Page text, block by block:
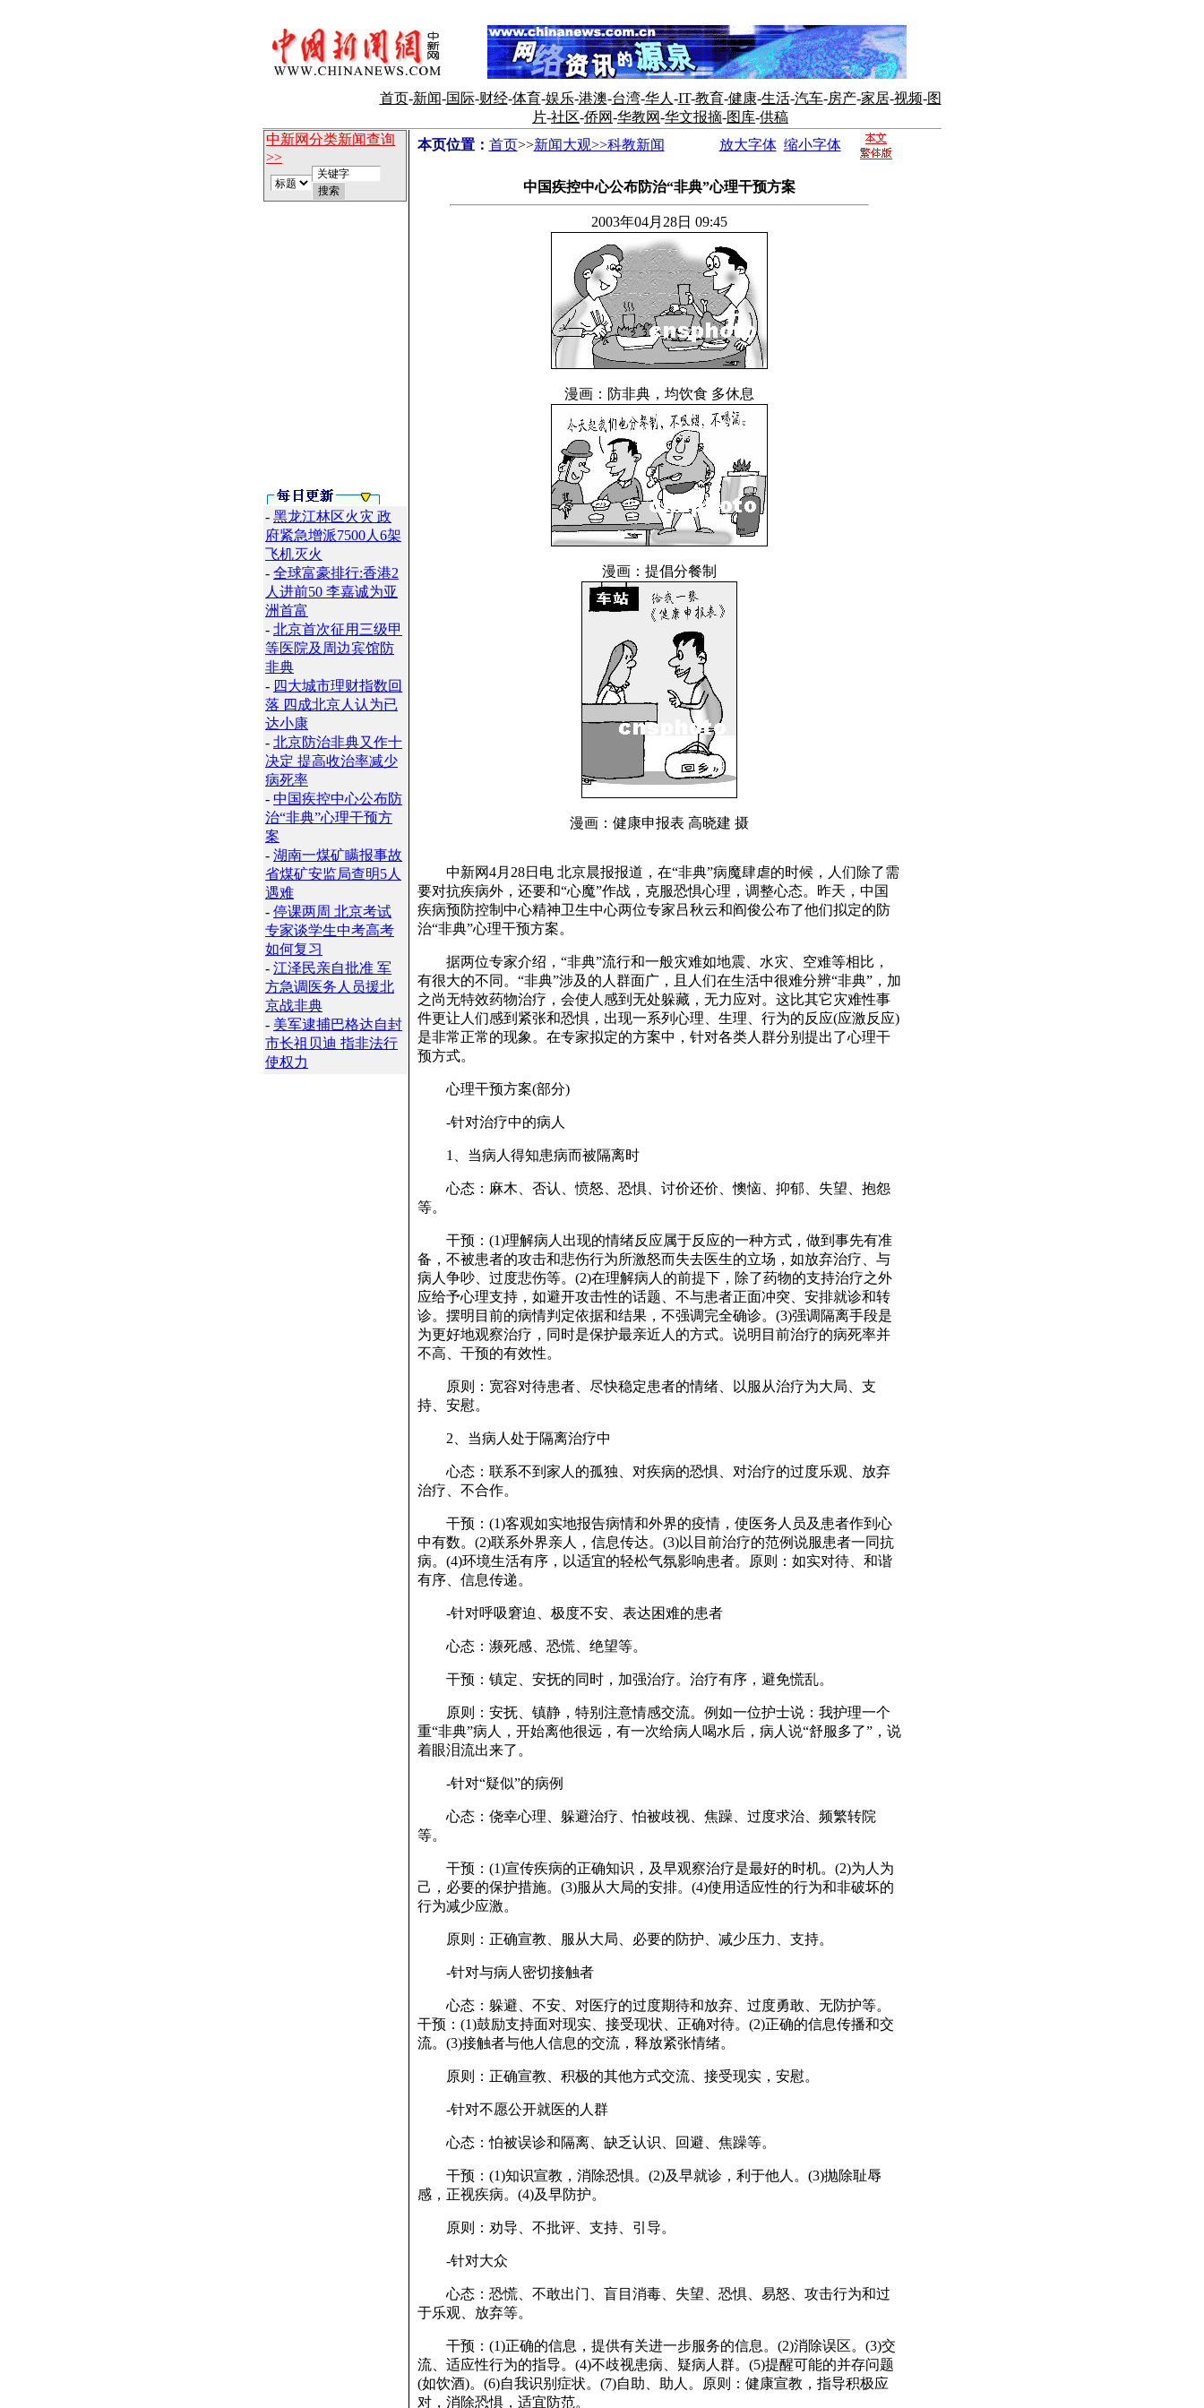
首页-新闻-国际-财经-体育-娱乐-港澳-台湾-华人 -IT-教育-健康-生活-汽车-房产-家居-视频-图
片-社区-侨网-华教网-华文报摘-图库-供稿
中新网分类新闻查询
>>
- 黑龙江林区火灾 政
府紧急增派7500人6架
飞机灭火
- 全球富豪排行:香港2
人进前50 李嘉诚为亚
洲首富
- 北京首次征用三级甲
等医院及周边宾馆防
非典
- 四大城市理财指数回
落 四成北京人认为已
达小康
- 北京防治非典又作十
决定 提高收治率减少
病死率
- 中国疾控中心公布防
治“非典”心理干预方
案
- 湖南一煤矿瞒报事故
省煤矿安监局查明5人
遇难
- 停课两周 北京考试
专家谈学生中考高考
如何复习
- 江泽民亲自批准 军
方急调医务人员援北
京战非典
- 美军逮捕巴格达自封
市长祖贝迪 指非法行
使权力
本页位置： 首页>>新闻大观>>科教新闻 放大字体 缩小字体
中国疾控中心公布防治“非典”心理干预方案
2003年04月28日 09:45
漫画：防非典，均饮食 多休息
漫画：提倡分餐制
漫画：健康申报表 高晓建 摄
中新网4月28日电 北京晨报报道，在“非典”病魔肆虐的时候，人们除了需
要对抗疾病外，还要和“心魔”作战，克服恐惧心理，调整心态。昨天，中国
疾病预防控制中心精神卫生中心两位专家吕秋云和阎俊公布了他们拟定的防
治“非典”心理干预方案。
据两位专家介绍，“非典”流行和一般灾难如地震、水灾、空难等相比，
有很大的不同。“非典”涉及的人群面广，且人们在生活中很难分辨“非典”，加
之尚无特效药物治疗，会使人感到无处躲藏，无力应对。这比其它灾难性事
件更让人们感到紧张和恐惧，出现一系列心理、生理、行为的反应(应激反应)
是非常正常的现象。在专家拟定的方案中，针对各类人群分别提出了心理干
预方式。
心理干预方案(部分)
-针对治疗中的病人
1、当病人得知患病而被隔离时
心态：麻木、否认、愤怒、恐惧、讨价还价、懊恼、抑郁、失望、抱怨
等。
干预：(1)理解病人出现的情绪反应属于反应的一种方式，做到事先有准
备，不被患者的攻击和悲伤行为所激怒而失去医生的立场，如放弃治疗、与
病人争吵、过度悲伤等。(2)在理解病人的前提下，除了药物的支持治疗之外
应给予心理支持，如避开攻击性的话题、不与患者正面冲突、安排就诊和转
诊。摆明目前的病情判定依据和结果，不强调完全确诊。(3)强调隔离手段是
为更好地观察治疗，同时是保护最亲近人的方式。说明目前治疗的病死率并
不高、干预的有效性。
原则：宽容对待患者、尽快稳定患者的情绪、以服从治疗为大局、支
持、安慰。
2、当病人处于隔离治疗中
心态：联系不到家人的孤独、对疾病的恐惧、对治疗的过度乐观、放弃
治疗、不合作。
干预：(1)客观如实地报告病情和外界的疫情，使医务人员及患者作到心
中有数。(2)联系外界亲人，信息传达。(3)以目前治疗的范例说服患者一同抗
病。(4)环境生活有序，以适宜的轻松气氛影响患者。原则：如实对待、和谐
有序、信息传递。
-针对呼吸窘迫、极度不安、表达困难的患者
心态：濒死感、恐慌、绝望等。
干预：镇定、安抚的同时，加强治疗。治疗有序，避免慌乱。
原则：安抚、镇静，特别注意情感交流。例如一位护士说：我护理一个
重“非典”病人，开始离他很远，有一次给病人喝水后，病人说“舒服多了”，说
着眼泪流出来了。
-针对“疑似”的病例
心态：侥幸心理、躲避治疗、怕被歧视、焦躁、过度求治、频繁转院
等。
干预：(1)宣传疾病的正确知识，及早观察治疗是最好的时机。(2)为人为
己，必要的保护措施。(3)服从大局的安排。(4)使用适应性的行为和非破坏的
行为减少应激。
原则：正确宣教、服从大局、必要的防护、减少压力、支持。
-针对与病人密切接触者
心态：躲避、不安、对医疗的过度期待和放弃、过度勇敢、无防护等。
干预：(1)鼓励支持面对现实、接受现状、正确对待。(2)正确的信息传播和交
流。(3)接触者与他人信息的交流，释放紧张情绪。
原则：正确宣教、积极的其他方式交流、接受现实，安慰。
-针对不愿公开就医的人群
心态：怕被误诊和隔离、缺乏认识、回避、焦躁等。
干预：(1)知识宣教，消除恐惧。(2)及早就诊，利于他人。(3)抛除耻辱
感，正视疾病。(4)及早防护。
原则：劝导、不批评、支持、引导。
-针对大众
心态：恐慌、不敢出门、盲目消毒、失望、恐惧、易怒、攻击行为和过
于乐观、放弃等。
干预：(1)正确的信息，提供有关进一步服务的信息。(2)消除误区。(3)交
流、适应性行为的指导。(4)不歧视患病、疑病人群。(5)提醒可能的并存问题
(如饮酒)。(6)自我识别症状。(7)自助、助人。原则：健康宣教，指导积极应
对，消除恐惧，适宜防范。